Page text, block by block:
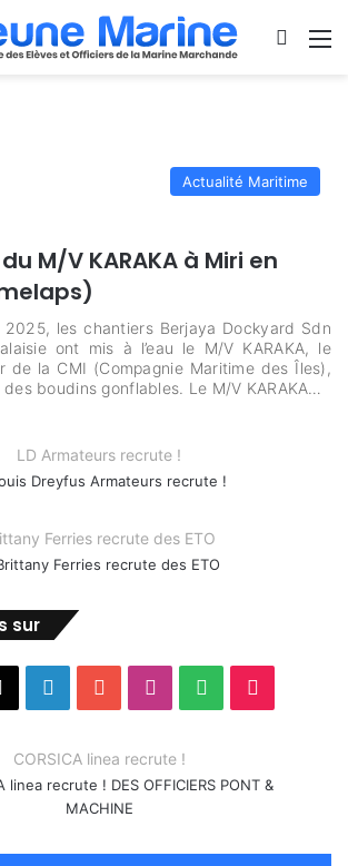
Actualité Maritime
M/V KARAKA à Miri en
les chantiers Berjaya Dockyard Sdn
ont mis à l’eau le M/V KARAKA, le
de la CMI (Compagnie Maritime des Îles),
boudins gonflables. Le M/V KARAKA…
LD Armateurs recrute !
Ferries recrute des ETO
sur
X LinkedinYouTubeInstagram
Spotify
CORSICA linea recrute !